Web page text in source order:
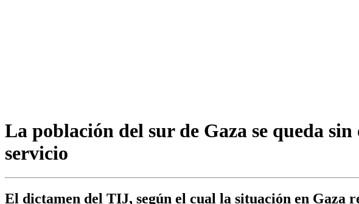
La población del sur de Gaza se queda
servicio
El dictamen del TIJ, según el cual la situación en Gaza